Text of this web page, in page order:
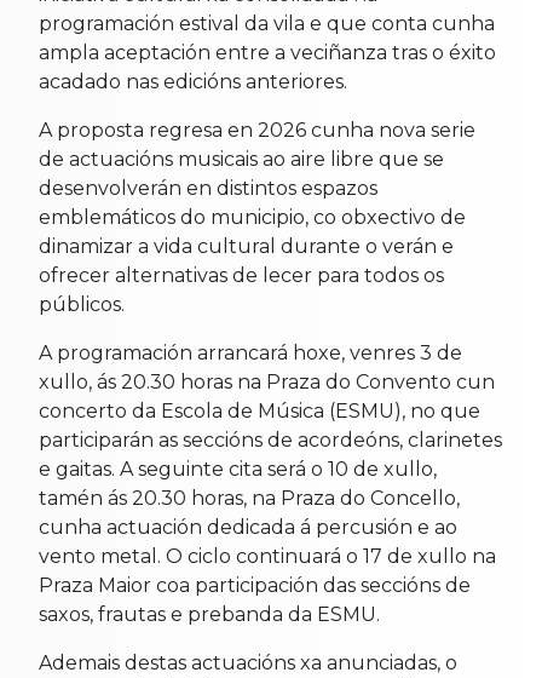
programación estival da vila e que conta cunha
ampla aceptación entre a veciñanza tras o éxito
acadado nas edicións anteriores.
A proposta regresa en 2026 cunha nova serie
de actuacións musicais ao aire libre que se
desenvolverán en distintos espazos
emblemáticos do municipio, co obxectivo de
dinamizar a vida cultural durante o verán e
ofrecer alternativas de lecer para todos os
públicos.
A programación arrancará hoxe, venres 3 de
xullo, ás 20.30 horas na Praza do Convento cun
concerto da Escola de Música (ESMU), no que
participarán as seccións de acordeóns, clarinetes
e gaitas. A seguinte cita será o 10 de xullo,
tamén ás 20.30 horas, na Praza do Concello,
cunha actuación dedicada á percusión e ao
vento metal. O ciclo continuará o 17 de xullo na
Praza Maior coa participación das seccións de
saxos, frautas e prebanda da ESMU.
Ademais destas actuacións xa anunciadas, o